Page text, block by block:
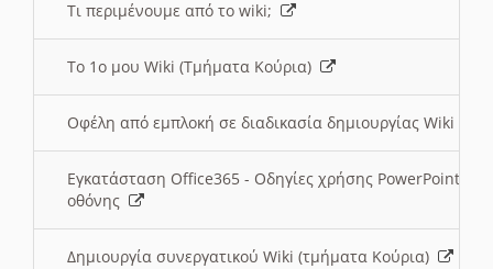
Τι περιμένουμε από το wiki;
Το 1ο μου Wiki (Τμήματα Κούρια)
Οφέλη από εμπλοκή σε διαδικασία δημιουργίας Wiki
Εγκατάσταση Office365 - Οδηγίες χρήσης PowerPoint
οθόνης
Δημιουργία συνεργατικού Wiki (τμήματα Κούρια)